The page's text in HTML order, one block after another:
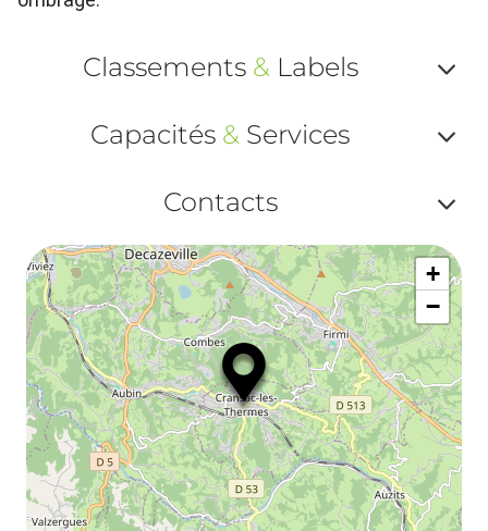
Classements & Labels
ou
Capacités & Services
ou
Contacts
ou
+
−